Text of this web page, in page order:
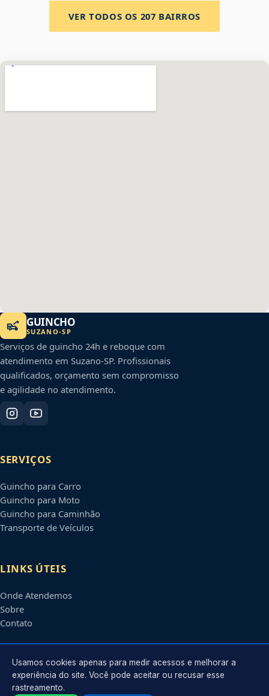
VER TODOS OS 207 BAIRROS
GUINCHO
SUZANO-SP
Serviços de guincho 24h e reboque com
atendimento em Suzano-SP. Profissionais
qualificados, orçamento sem compromisso
e agilidade no atendimento.
SERVIÇOS
Guincho para Carro
Guincho para Moto
Guincho para Caminhão
Transporte de Veículos
LINKS ÚTEIS
Onde Atendemos
Sobre
Contato
CONTATO
Atendimento em
Usamos cookies apenas para medir acessos e melhorar a
experiência do site. Você pode aceitar ou recusar esse
rastreamento.